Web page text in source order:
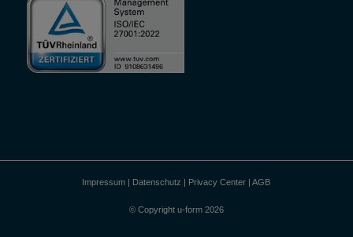
Impressum Datenschutz Privacy Center |AGB
© Copyright u-form 2026